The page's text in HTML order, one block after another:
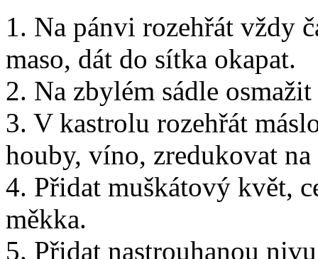
1. Na pánvi rozehřát vždy
maso, dát do sítka okapat.
2. Na zbylém sádle
3. V kastrolu rozehřát
houby, víno, zredukovat
4. Přidat muškátový květ,
měkka.
5. Přidat nastrouhanou